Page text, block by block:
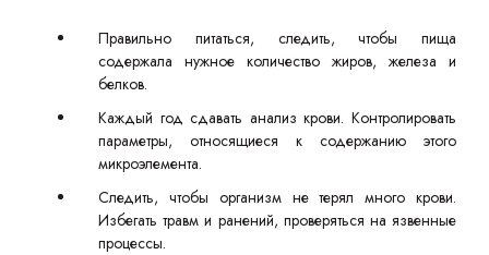
Правильно питаться, следить, чтобы пища
содержала нужное количество жиров, железа и
белков.
Каждый год сдавать анализ крови. Контролировать
параметры, относящиеся к содержанию этого
микроэлемента.
Следить, чтобы организм не терял много крови.
Избегать травм и ранений, проверяться на язвенные
процессы.